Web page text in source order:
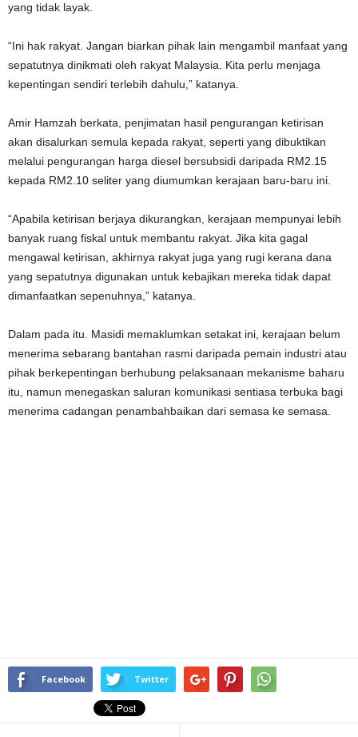
yang tidak layak.
“Ini hak rakyat. Jangan biarkan pihak lain mengambil manfaat yang
sepatutnya dinikmati oleh rakyat Malaysia. Kita perlu menjaga
kepentingan sendiri terlebih dahulu,” katanya.
Amir Hamzah berkata, penjimatan hasil pengurangan ketirisan
akan disalurkan semula kepada rakyat, seperti yang dibuktikan
melalui pengurangan harga diesel bersubsidi daripada RM2.15
kepada RM2.10 seliter yang diumumkan kerajaan baru-baru ini.
“Apabila ketirisan berjaya dikurangkan, kerajaan mempunyai lebih
banyak ruang fiskal untuk membantu rakyat. Jika kita gagal
mengawal ketirisan, akhirnya rakyat juga yang rugi kerana dana
yang sepatutnya digunakan untuk kebajikan mereka tidak dapat
dimanfaatkan sepenuhnya,” katanya.
Dalam pada itu. Masidi memaklumkan setakat ini, kerajaan belum
menerima sebarang bantahan rasmi daripada pemain industri atau
pihak berkepentingan berhubung pelaksanaan mekanisme baharu
itu, namun menegaskan saluran komunikasi sentiasa terbuka bagi
menerima cadangan penambahbaikan dari semasa ke semasa.
Facebook Twitter